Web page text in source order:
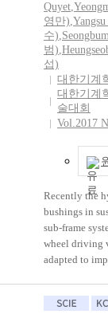
to sine and
inputs. It was
proposed
predict the
under sine,
inputs well.
within 10%
range. To
of the
numerical
carried out.
bushing
random
show good
experiments,
bushing
in the vehicle
model for
analysis, the
characteristics
excitation
known. In this
axis tester
capture the
inputs, sine
inputs were
axis of the
two-axis
axial and
inputs, were
imposed on
axis inputs
Bushing
Quyet,
영만),
수),
범),
섭)
대한기계
대한기계
술대회
Vol.2017
Recently the
bushings in
sub-frame
wheel driving
adapted to
stiffness and